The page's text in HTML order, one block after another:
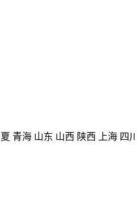
青海 山东 山西 陕西 上海 四川